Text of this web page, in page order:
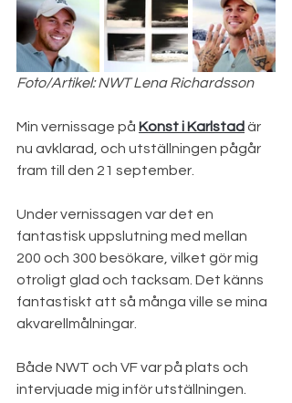
Foto/Artikel: NWT Lena Richardsson
Min vernissage på Konst i Karlstad är
nu avklarad, och utställningen pågår
fram till den 21 september.
Under vernissagen var det en
fantastisk uppslutning med mellan
200 och 300 besökare, vilket gör mig
otroligt glad och tacksam. Det känns
fantastiskt att så många ville se mina
akvarellmålningar.
Både NWT och VF var på plats och
intervjuade mig inför utställningen.